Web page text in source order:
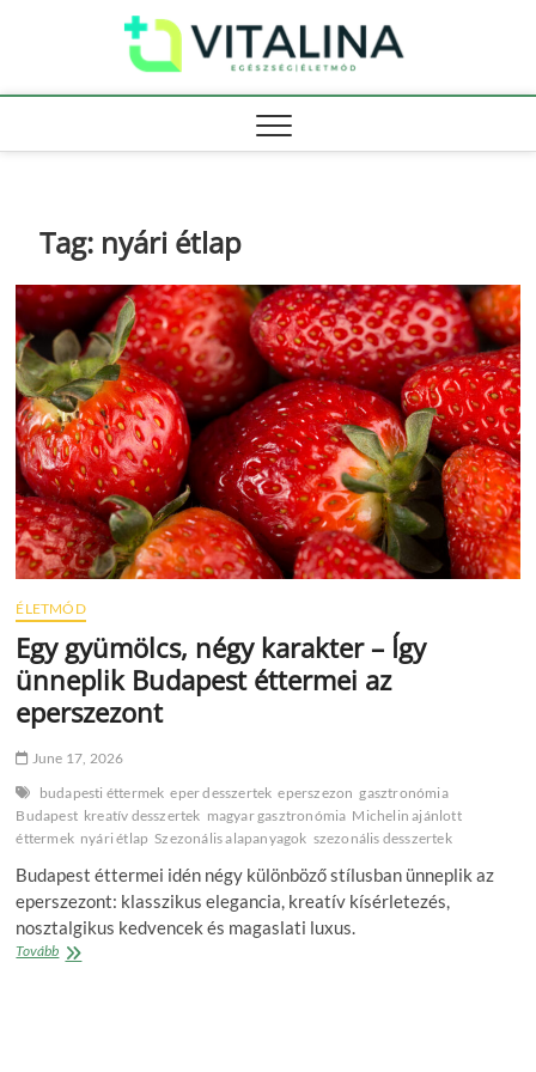
Tag: nyári étlap
ÉLETMÓD
Egy gyümölcs, négy karakter – Így
ünneplik Budapest éttermei az
eperszezont
June 17, 2026
budapesti éttermek eper desszertek eperszezon gasztronómia
Budapest kreatív desszertek magyar gasztronómia Michelin ajánlott
éttermek nyári étlap Szezonális alapanyagok szezonális desszertek
Budapest éttermei idén négy különböző stílusban ünneplik az
eperszezont: klasszikus elegancia, kreatív kísérletezés,
nosztalgikus kedvencek és magaslati luxus.
TovábbEgy